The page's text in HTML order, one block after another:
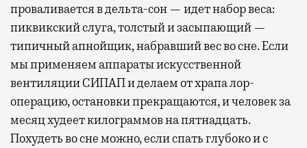
проваливается в дельта-сон — идет набор веса:
пиквикский слуга, толстый и засыпающий —
типичный апнойщик, набравший вес во сне. Если
мы применяем аппараты искусственной
вентиляции СИПАП и делаем от храпа лор-
операцию, остановки прекращаются, и человек за
месяц худеет килограммов на пятнадцать.
Похудеть во сне можно, если спать глубоко и с